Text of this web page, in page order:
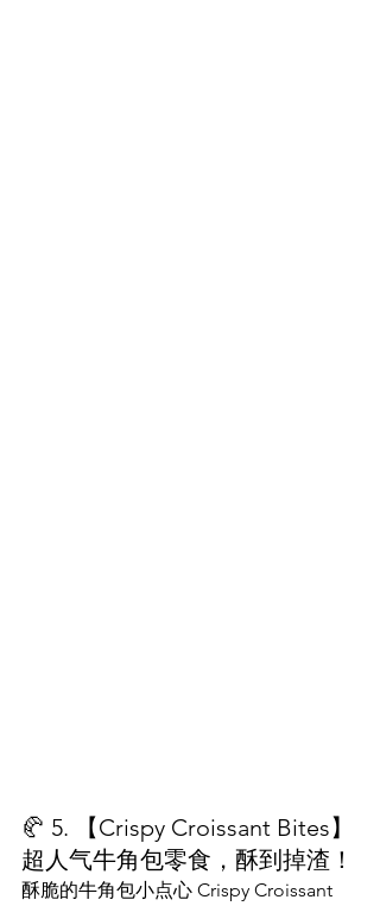
🥐 5. 【Crispy Croissant Bites】
超人气牛角包零食，酥到掉渣！
酥脆的牛角包小点心 Crispy Croissant